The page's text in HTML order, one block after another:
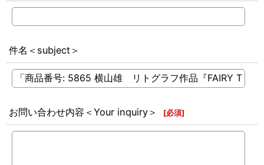
件名＜subject＞
お問い合わせ内容＜Your inquiry＞ [必須]